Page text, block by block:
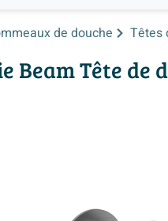
de douche Têtes
Beam Tête de